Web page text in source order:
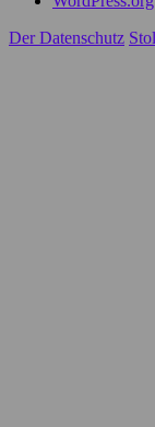
Der Datenschutz